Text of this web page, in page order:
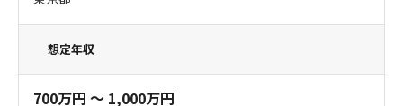
想定年収
700万円 〜 1,000万円